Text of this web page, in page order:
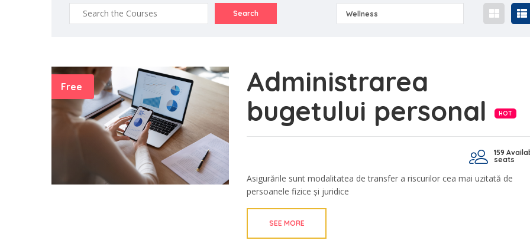
Wellness
Free
Administrarea
bugetului personal
HOT
159
seats
Asigurările sunt modalitatea de transfer a riscurilor cea mai uzitată de
persoanele fizice și juridice
SEE MORE